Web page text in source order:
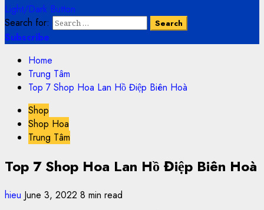
Light/Dark Button
Search for:
Subscribe
Home
Trung Tâm
Top 7 Shop Hoa Lan Hồ Điệp Biên Hoà
Shop
Shop Hoa
Trung Tâm
Top 7 Shop Hoa Lan Hồ Điệp Biên Hoà
hieu June 3, 2022 8 min read